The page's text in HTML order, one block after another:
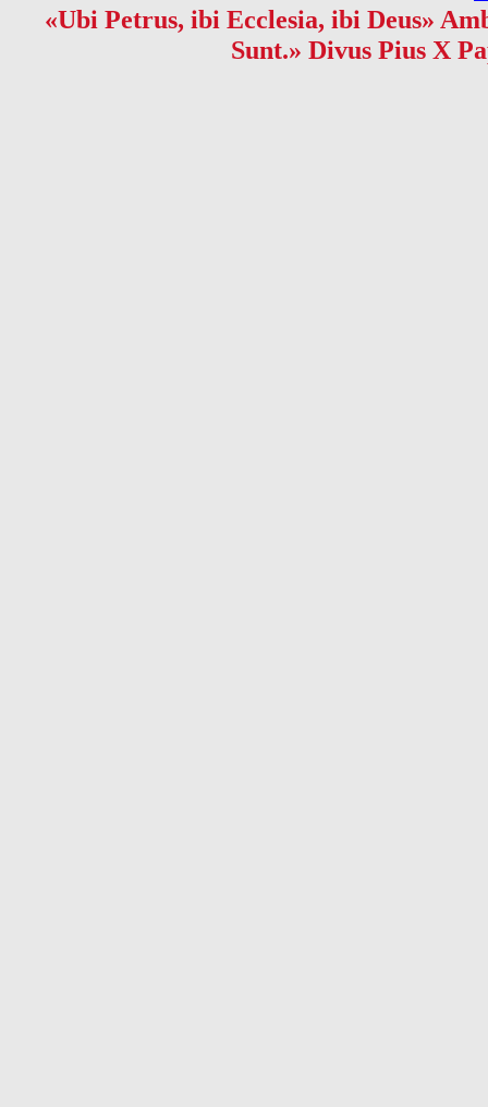
«Ubi Petrus, ibi Ecclesia, ibi Deus»
Sunt.» Divus Pius X